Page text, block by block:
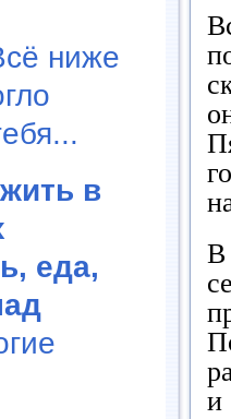
ниже
в
еда,
В
и